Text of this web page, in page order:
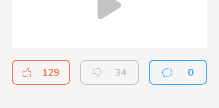
129 34 0